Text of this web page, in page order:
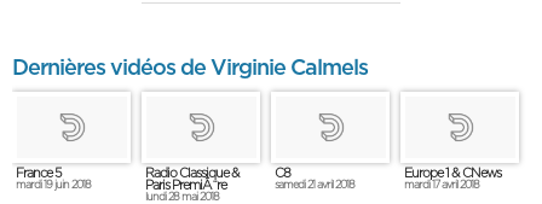
Dernières vidéos de Virginie Calmels
France 5
mardi 19 juin 2018
Radio Classique &
Paris PremiÃ¨re
lundi 28 mai 2018
C8
samedi 21 avril 2018
Europe 1 & CNews
mardi 17 avril 2018